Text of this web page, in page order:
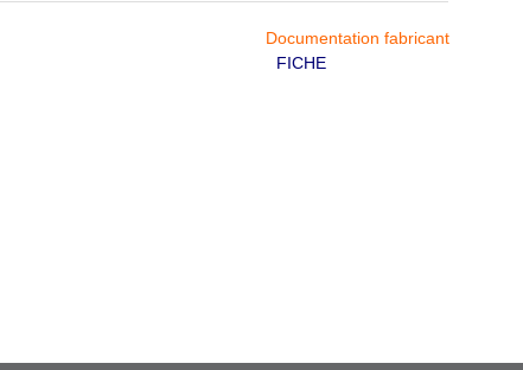
Documentation fabricant
FICHE